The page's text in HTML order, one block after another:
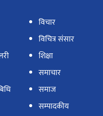
विचार
विचित्र संसार
शिक्षा
समाचार
समाज
सम्पादकीय